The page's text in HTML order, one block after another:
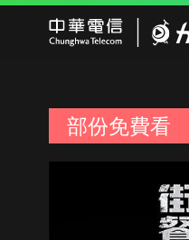
部份免費看